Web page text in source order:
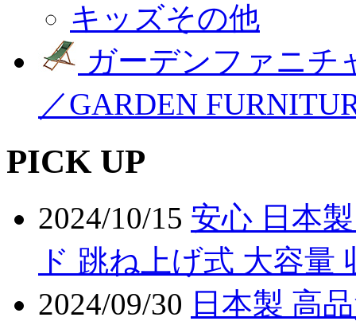
キッズその他
ガーデンファニチ
／GARDEN
PICK UP
2024/10/15 安心 日本
ド 跳ね上げ式 大容量
2024/09/30 日本製 高